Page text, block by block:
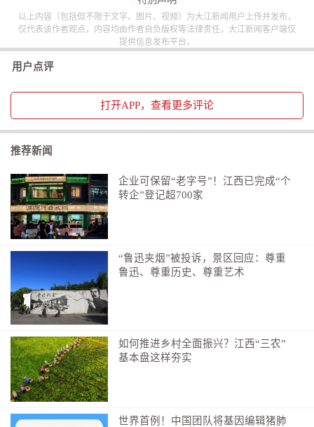
村内的古屋多为明清时期建筑，青砖黛瓦，木柱石
以上内容（包括但不限于文字、图片、视频）为大江新闻用户上传并发布，
仅代表该作者观点，内容均由作者自负版权等法律责任，大江新闻客户端仅
提供信息发布平台。
用户点评
打开APP，查看更多评论
推荐新闻
企业可保留“老字号”！江西已完成“个
转企”登记超700家
“鲁迅夹烟”被投诉，景区回应：尊重
鲁迅、尊重历史、尊重艺术
如何推进乡村全面振兴？江西“三农”
基本盘这样夯实
世界首例！中国团队将基因编辑猪肺